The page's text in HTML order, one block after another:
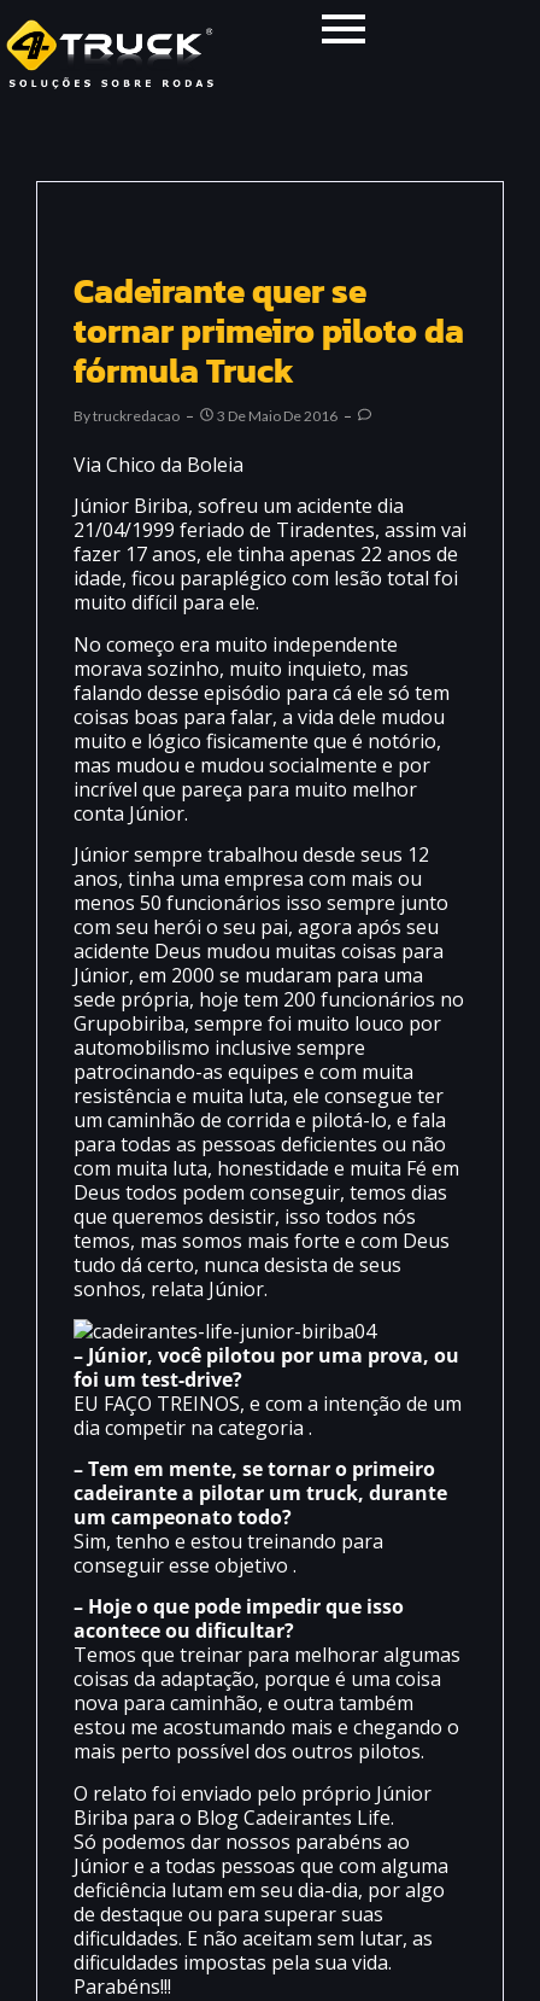
Cadeirante quer se
tornar primeiro piloto da
fórmula Truck
ByTruckredacao 3 De Maio De 2016
Via Chico da Boleia
Júnior Biriba, sofreu um acidente dia
21/04/1999 feriado de Tiradentes, assim vai
fazer 17 anos, ele tinha apenas 22 anos de
idade, ficou paraplégico com lesão total foi
muito difícil para ele.
No começo era muito independente
morava sozinho, muito inquieto, mas
falando desse episódio para cá ele só tem
coisas boas para falar, a vida dele mudou
muito e lógico fisicamente que é notório,
mas mudou e mudou socialmente e por
incrível que pareça para muito melhor
conta Júnior.
Júnior sempre trabalhou desde seus 12
anos, tinha uma empresa com mais ou
menos 50 funcionários isso sempre junto
com seu herói o seu pai, agora após seu
acidente Deus mudou muitas coisas para
Júnior, em 2000 se mudaram para uma
sede própria, hoje tem 200 funcionários no
Grupobiriba, sempre foi muito louco por
automobilismo inclusive sempre
patrocinando-as equipes e com muita
resistência e muita luta, ele consegue ter
um caminhão de corrida e pilotá-lo, e fala
para todas as pessoas deficientes ou não
com muita luta, honestidade e muita Fé em
Deus todos podem conseguir, temos dias
que queremos desistir, isso todos nós
temos, mas somos mais forte e com Deus
tudo dá certo, nunca desista de seus
sonhos, relata Júnior.
– Júnior, você pilotou por uma prova, ou
foi um test-drive?
EU FAÇO TREINOS, e com a intenção de um
dia competir na categoria .
– Tem em mente, se tornar o primeiro
cadeirante a pilotar um truck, durante
um campeonato todo?
Sim, tenho e estou treinando para
conseguir esse objetivo .
– Hoje o que pode impedir que isso
acontece ou dificultar?
Temos que treinar para melhorar algumas
coisas da adaptação, porque é uma coisa
nova para caminhão, e outra também
estou me acostumando mais e chegando o
mais perto possível dos outros pilotos.
O relato foi enviado pelo próprio Júnior
Biriba para o Blog Cadeirantes Life.
Só podemos dar nossos parabéns ao
Júnior e a todas pessoas que com alguma
deficiência lutam em seu dia-dia, por algo
de destaque ou para superar suas
dificuldades. E não aceitam sem lutar, as
dificuldades impostas pela sua vida.
Parabéns!!!